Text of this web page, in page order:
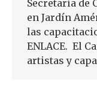
Secretaría de
en Jardín
las
ENLACE. El
artistas y